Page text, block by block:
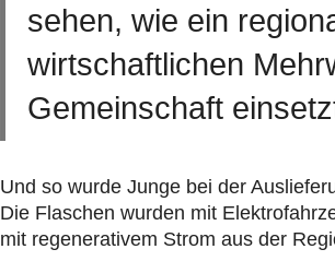
sehen, wie ein
wirtschaftlichen
Gemeinschaft
Und so wurde Junge bei der
Die Flaschen wurden mit
mit rege­ne­ra­ti­vem Strom aus der